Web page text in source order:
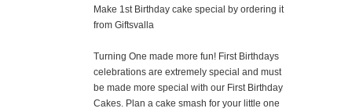
Make 1st Birthday cake special by ordering it
from Giftsvalla
Turning One made more fun! First Birthdays
celebrations are extremely special and must
be made more special with our First Birthday
Cakes. Plan a cake smash for your little one